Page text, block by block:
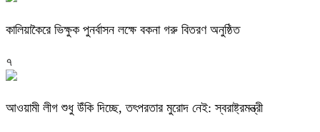
কালিয়াকৈরে ভিক্ষুক পুনর্বাসন লক্ষে বকনা গরু বিতরণ অনুষ্ঠিত
৭
আওয়ামী লীগ শুধু উঁকি দিচ্ছে, তৎপরতার মুরোদ নেই: স্বরাষ্ট্রমন্ত্রী